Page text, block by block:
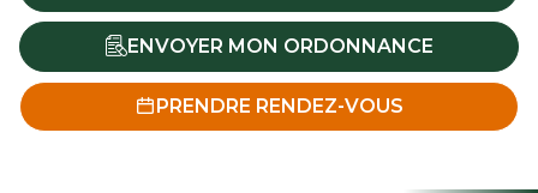
ENVOYER MON ORDONNANCE
PRENDRE RENDEZ-VOUS